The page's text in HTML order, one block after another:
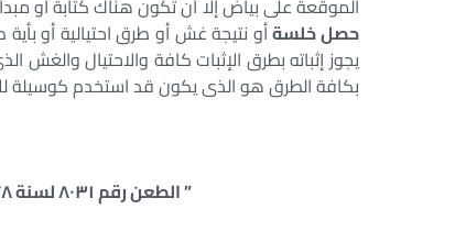
الموقعة على بياض إلا أن تكون هناك كتابة أو مبدأ
حصل خلسةأو نتيجة غش أو طرق احتيالية أو بأية
يجوز إثباته بطرق الإثبات كافة والاحتيال والغش
بكافة الطرق هو الذى يكون قد استخدم كوسيلة
” الطعن رقم ٨٠٣١ لسنة ٧٨ قضائية الدوائر التجارية – جلسة ٢٠١٥/٠٦/٢٥ “